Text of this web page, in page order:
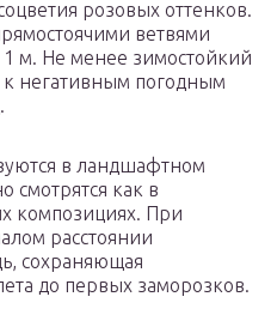
розовых оттенков.
ветвями
1 м. Не менее зимостойкий
к негативным погодным
в ландшафтном
смотрятся как в
композициях. При
расстоянии
сохраняющая
до первых заморозков.